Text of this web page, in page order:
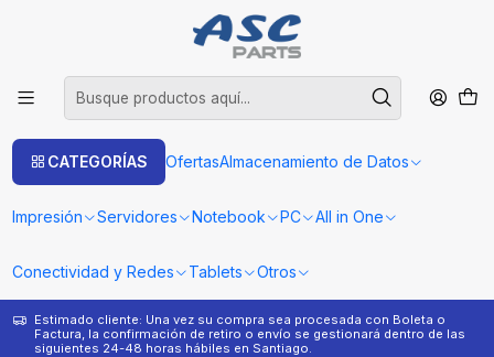
CATEGORÍAS OfertasAlmacenamiento de Datos
Impresión Servidores Notebook PC All in One
Conectividad y Redes Tablets Otros
Estimado cliente: Una vez su compra sea procesada con Boleta o
Factura, la confirmación de retiro o envío se gestionará dentro de las
siguientes 24-48 horas hábiles en Santiago.